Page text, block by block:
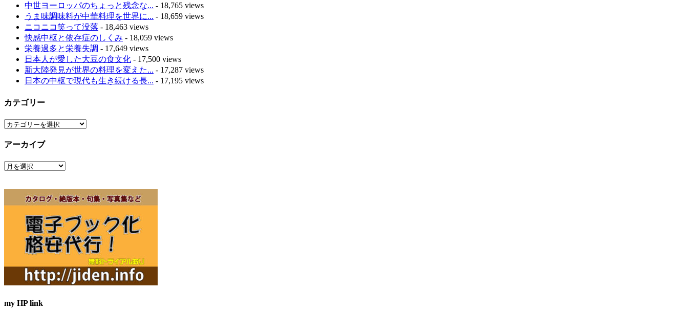
中世ヨーロッパのちょっと残念な... - 18,765 views
うま味調味料が中華料理を世界に... - 18,659 views
ニコニコ笑って没落 - 18,463 views
快感中枢と依存症のしくみ - 18,059 views
栄養過多と栄養失調 - 17,649 views
日本人が愛した大豆の食文化 - 17,500 views
新大陸発見が世界の料理を変えた... - 17,287 views
日本の中枢で現代も生き続ける長... - 17,195 views
カテゴリー
カ
ゴ
ー
アーカイブ
ア
ブ
my HP link